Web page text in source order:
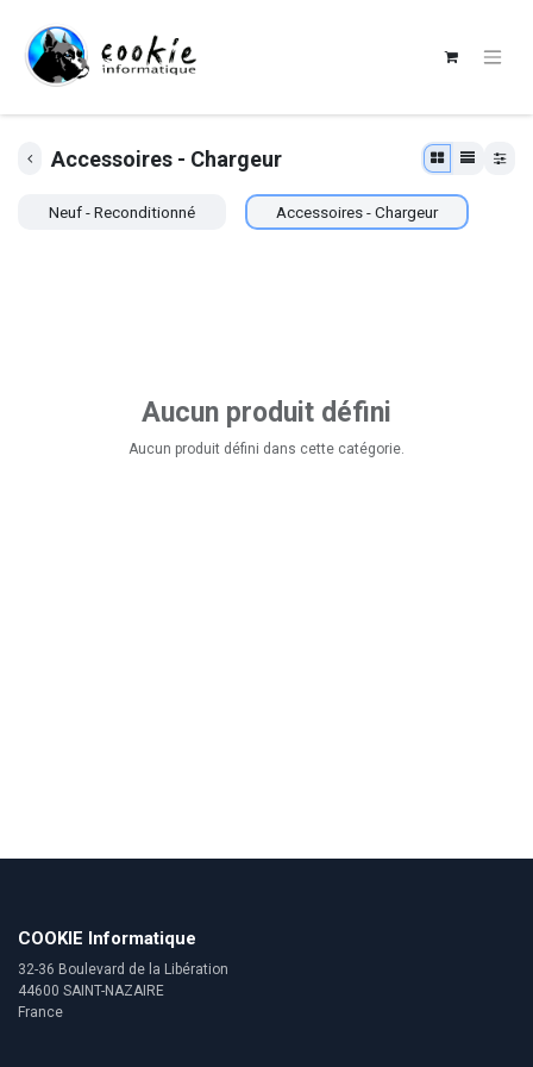
Accessoires - Chargeur
Neuf - Reconditionné Accessoires - Chargeur
Aucun produit défini
Aucun produit défini dans cette catégorie.
COOKIE Informatique
32-36 Boulevard de la Libération
44600 SAINT-NAZAIRE
France